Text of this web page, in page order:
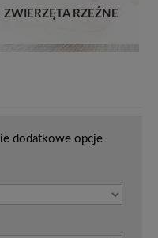
ZWIERZĘTA RZEŹNE
dodatkowe opcje